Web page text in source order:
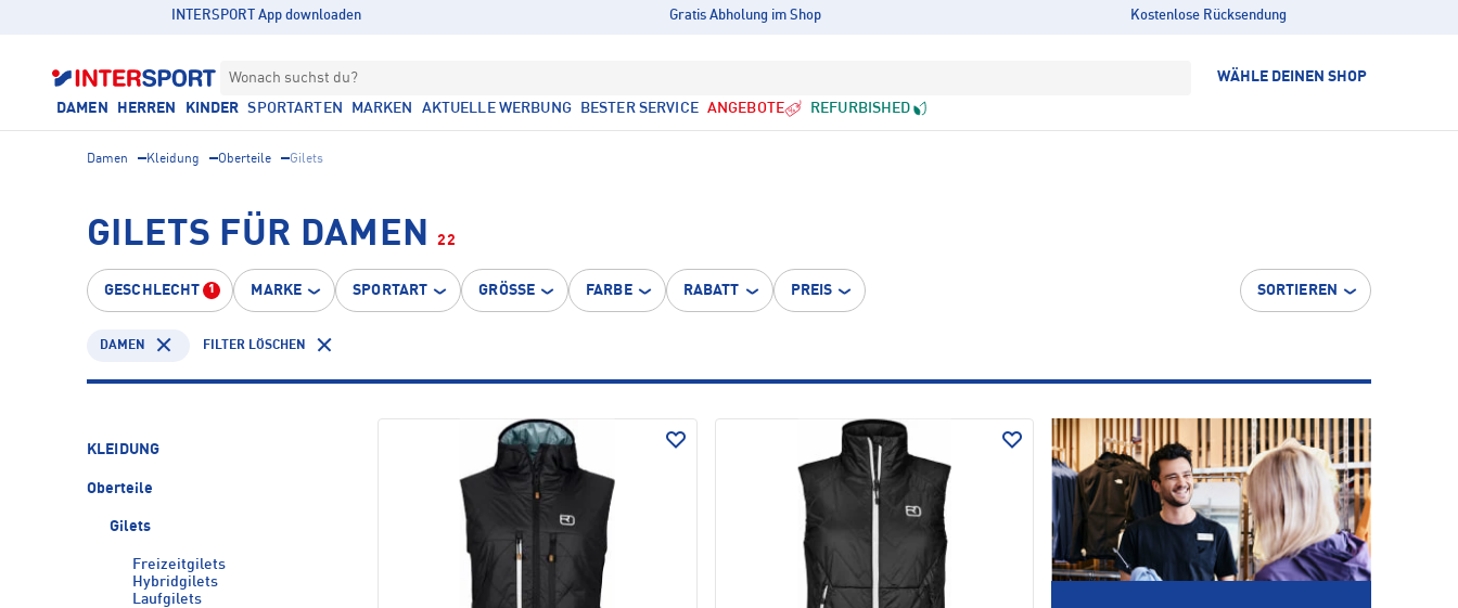
INTERSPORT App downloaden Gratis Abholung im Shop Kostenlose Rücksendung
Wonach suchst du? WÄHLE DEINEN SHOP
DAMEN HERREN KINDER SPORTARTEN MARKEN AKTUELLE WERBUNG BESTER SERVICE ANGEBOTE REFURBISHED
Damen Kleidung Oberteile Gilets
GILETS FÜR DAMEN 22
GESCHLECHT 1 MARKE SPORTART GRÖSSE FARBE RABATT PREIS SORTIEREN
DAMEN FILTER LÖSCHEN
KLEIDUNG
Oberteile
Gilets
Freizeitgilets
Hybridgilets
Laufgilets